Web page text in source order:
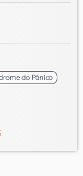
do Pânico